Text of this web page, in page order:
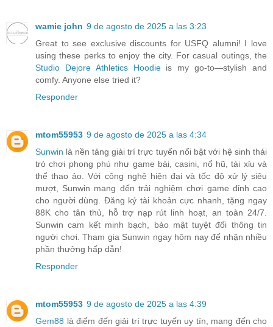
wamie john 9 de agosto de 2025 a las 3:23
Great to see exclusive discounts for USFQ alumni! I love
using these perks to enjoy the city. For casual outings, the
Studio Dejore Athletics Hoodieis my go-to—stylish and
comfy. Anyone else tried it?
Responder
mtom55953 9 de agosto de 2025 a las 4:34
Sunwin là nền tảng giải trí trực tuyến nổi bật với hệ sinh thái
trò chơi phong phú như game bài, casini, nổ hũ, tài xỉu và
thể thao ảo. Với công nghệ hiện đại và tốc độ xử lý siêu
mượt, Sunwin mang đến trải nghiệm chơi game đỉnh cao
cho người dùng. Đăng ký tài khoản cực nhanh, tặng ngay
88K cho tân thủ, hỗ trợ nạp rút linh hoạt, an toàn 24/7.
Sunwin cam kết minh bạch, bảo mật tuyệt đối thông tin
người chơi. Tham gia Sunwin ngay hôm nay để nhận nhiều
phần thưởng hấp dẫn!
Responder
mtom55953 9 de agosto de 2025 a las 4:39
Gem88 là điểm đến giải trí trực tuyến uy tín, mang đến cho